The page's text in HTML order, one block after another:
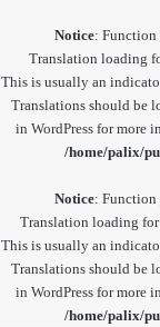
Notice:
Translation loading
This is usually an
Translations should be
in WordPress for more
/home/palix/
Notice:
Translation loading
This is usually an
Translations should be
in WordPress for more
/home/palix/